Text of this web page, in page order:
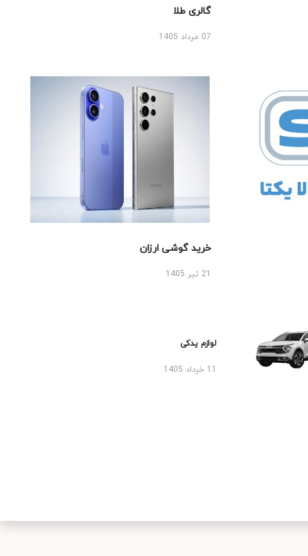
گالری طلا
07 مرداد 1405
خرید گوشی ارزان
لوازم یدکی